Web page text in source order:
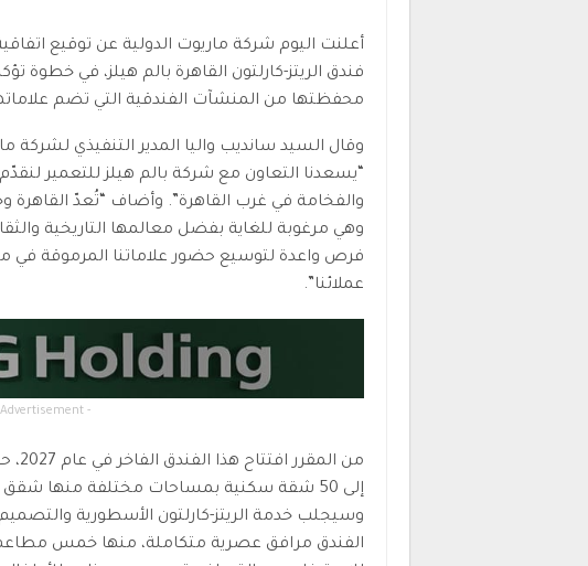
أعلنت اليوم شركة ماريوت الدولية عن توقيع
فندق الريتز-كارلتون القاهرة بالم هيلز، في
محفظتها من المنشآت الفندقية التي تضم
وقال السيد سانديب واليا المدير التنفيذي لشركة
“يسعدنا التعاون مع شركة بالم هيلز للتعمير
والفخامة في غرب القاهرة”. وأضاف “تُعدّ القاهرة
وهي مرغوبة للغاية بفضل معالمها التاريخية
فرص واعدة لتوسيع حضور علاماتنا المرموقة
عملائنا”.
-
إلى 50 شقة سكنية بمساحات مختلفة منها
وسيجلب خدمة الريتز-كارلتون الأسطورية
الفندق مرافق عصرية متكاملة، منها خمس مطاعم